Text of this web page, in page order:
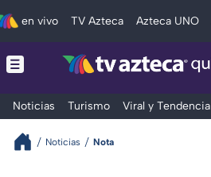
en vivo TV Azteca Azteca UNO
Noticias Turismo Viral y Tendencia
Noticias Nota